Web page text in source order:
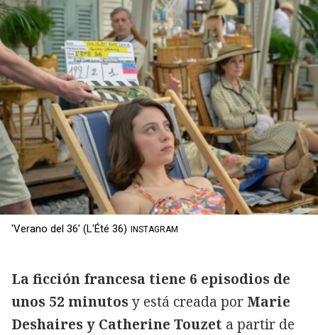
'Verano del 36’ (L'Été 36) INSTAGRAM
La ficción francesa tiene 6 episodios de
unos 52 minutosy está creada por Marie
Deshaires y Catherine Touzet a partir de